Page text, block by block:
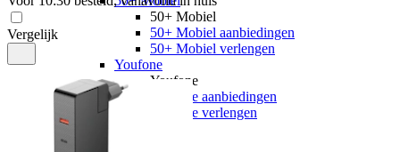
50+ Mobiel
50+ Mobiel aanbiedingen
50+ Mobiel verlengen
Youfone
Youfone
Youfone aanbiedingen
Youfone verlengen
Vergelijk